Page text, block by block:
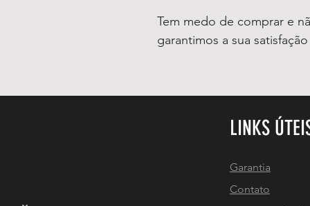
Tem medo de comprar e
garantimos a sua
LINKS
Garantia
Contato